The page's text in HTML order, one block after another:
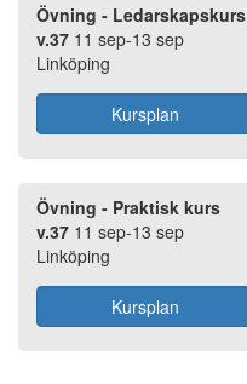
Övning - Ledarskapskurs
v.37 11 sep-13 sep
Linköping
Kursplan
Övning - Praktisk kurs
v.37 11 sep-13 sep
Linköping
Kursplan